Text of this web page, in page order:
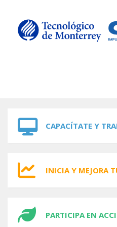
CAPACÍTATE Y
INICIA Y MEJORA
PARTICIPA EN